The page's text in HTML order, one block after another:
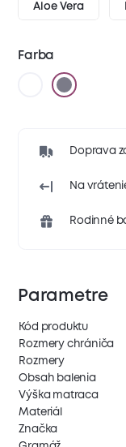
Aloe Vera
Farba
Doprava
Na
Rodinné
Parametre
Kód produktu
Rozmery chrániča
Rozmery
Obsah balenia
Výška matraca
Materiál
Značka